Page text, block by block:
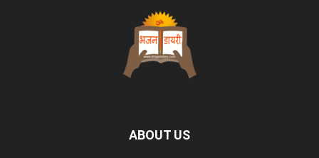
ABOUT US